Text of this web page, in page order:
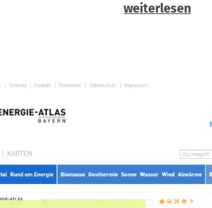
weiterlesen